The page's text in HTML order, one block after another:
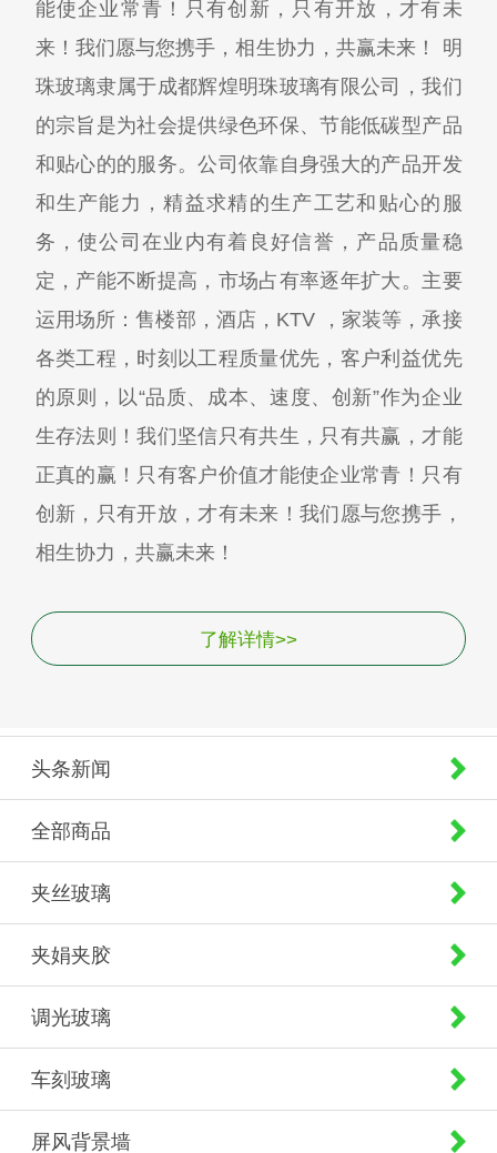
能使企业常青！只有创新，只有开放，才有未
来！我们愿与您携手，相生协力，共赢未来！ 明
珠玻璃隶属于成都辉煌明珠玻璃有限公司，我们
的宗旨是为社会提供绿色环保、节能低碳型产品
和贴心的的服务。公司依靠自身强大的产品开发
和生产能力，精益求精的生产工艺和贴心的服
务，使公司在业内有着良好信誉，产品质量稳
定，产能不断提高，市场占有率逐年扩大。主要
运用场所：售楼部，酒店，KTV ，家装等，承接
各类工程，时刻以工程质量优先，客户利益优先
的原则，以“品质、成本、速度、创新”作为企业
生存法则！我们坚信只有共生，只有共赢，才能
正真的赢！只有客户价值才能使企业常青！只有
创新，只有开放，才有未来！我们愿与您携手，
相生协力，共赢未来！
了解详情>>
头条新闻
全部商品
夹丝玻璃
夹娟夹胶
调光玻璃
车刻玻璃
屏风背景墙